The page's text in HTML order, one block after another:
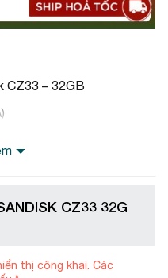
CZ33 – 32GB
phân loại Tại nhà phân
CZ33 32G
thị công khai. Các